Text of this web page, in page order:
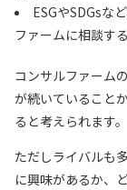
ESGやSDGsな
ファームに相談する
コンサルファーム
が続いていること
ると考えられます。
ただしライバルも
に興味があるか、